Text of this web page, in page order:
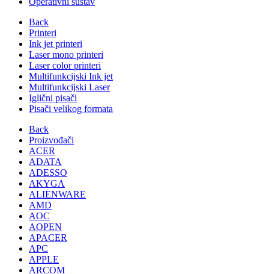
Back
Printeri
Ink jet printeri
Laser mono printeri
Laser color printeri
Multifunkcijski Ink jet
Multifunkcijski Laser
Iglični pisači
Pisači velikog formata
Back
Proizvođači
ACER
ADATA
ADESSO
AKYGA
ALIENWARE
AMD
AOC
AOPEN
APACER
APC
APPLE
ARCOM